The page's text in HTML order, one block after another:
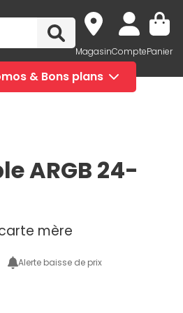
MagasinComptePanier
& Bons plans
ARGB 24-
mère
Alerte baisse de prix